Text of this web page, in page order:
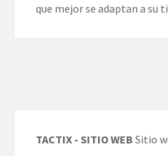
que mejor se adaptan a su
TACTIX - SITIO WEB Sitio